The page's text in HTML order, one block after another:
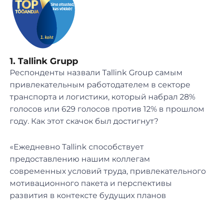
1. Tallink Grupp
Респонденты назвали Tallink Group самым
привлекательным работодателем в секторе
транспорта и логистики, который набрал 28%
голосов или 629 голосов против 12% в прошлом
году. Как этот скачок был достигнут?
«Ежедневно Tallink способствует
предоставлению нашим коллегам
современных условий труда, привлекательного
мотивационного пакета и перспективы
развития в контексте будущих планов